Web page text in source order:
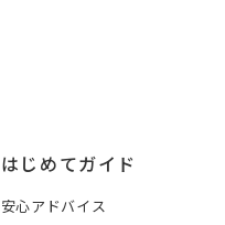
はじめてガイド
安心アドバイス